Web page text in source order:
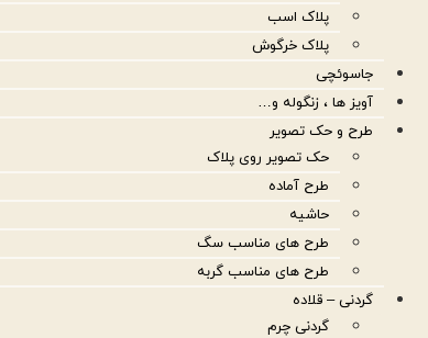
پلاک اسب
پلاک خرگوش
جاسوئچی
آویز ها ، زنگوله و…
طرح و حک تصویر
حک تصویر روی پلاک
طرح آماده
حاشیه
طرح های مناسب سگ
طرح های مناسب گربه
گردنی – قلاده
گردنی چرم